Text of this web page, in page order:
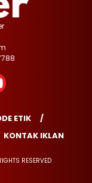
ETIK
KONTAK IKLAN
RESERVED